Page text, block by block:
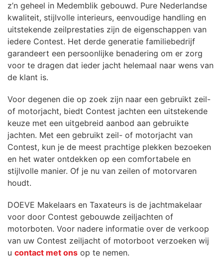
z’n geheel in Medemblik gebouwd. Pure Nederlandse
kwaliteit, stijlvolle interieurs, eenvoudige handling en
uitstekende zeilprestaties zijn de eigenschappen van
iedere Contest. Het derde generatie familiebedrijf
garandeert een persoonlijke benadering om er zorg
voor te dragen dat ieder jacht helemaal naar wens van
de klant is.
Voor degenen die op zoek zijn naar een gebruikt zeil-
of motorjacht, biedt Contest jachten een uitstekende
keuze met een uitgebreid aanbod aan gebruikte
jachten. Met een gebruikt zeil- of motorjacht van
Contest, kun je de meest prachtige plekken bezoeken
en het water ontdekken op een comfortabele en
stijlvolle manier. Of je nu van zeilen of motorvaren
houdt.
DOEVE Makelaars en Taxateurs is de jachtmakelaar
voor door Contest gebouwde zeiljachten of
motorboten. Voor nadere informatie over de verkoop
van uw Contest zeiljacht of motorboot verzoeken wij
u contact met ons op te nemen.